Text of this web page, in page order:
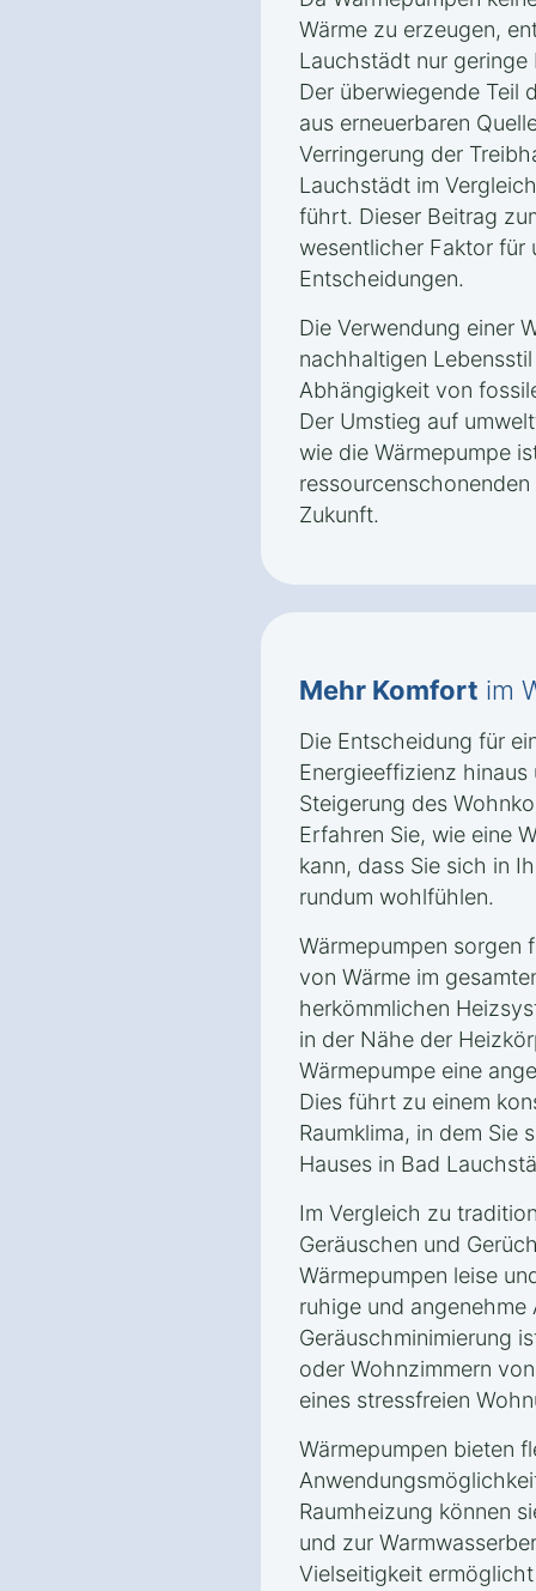
Wärme zu erzeugen,
Lauchstädt nur geringe
Der überwiegende Teil
aus erneuerbaren
Verringerung der
Lauchstädt im
führt. Dieser Beitrag
wesentlicher Faktor für
Entscheidungen.
Die Verwendung einer
nachhaltigen
Abhängigkeit von
Der Umstieg auf
wie die Wärmepumpe
Zukunft.
Mehr Komfort im
Die Entscheidung für
Energieeffizienz
Steigerung des
Erfahren Sie, wie eine
kann, dass Sie sich in
rundum wohlfühlen.
Wärmepumpen sorgen
von Wärme im
herkömmlichen
in der Nähe der
Wärmepumpe eine
Dies führt zu einem
Raumklima, in dem Sie
Hauses in Bad
Im Vergleich zu
Geräuschen und
Wärmepumpen leise
ruhige und angenehme
Geräuschminimierung
oder Wohnzimmern
eines stressfreien
Wärmepumpen bieten
Raumheizung können
und zur
Vielseitigkeit